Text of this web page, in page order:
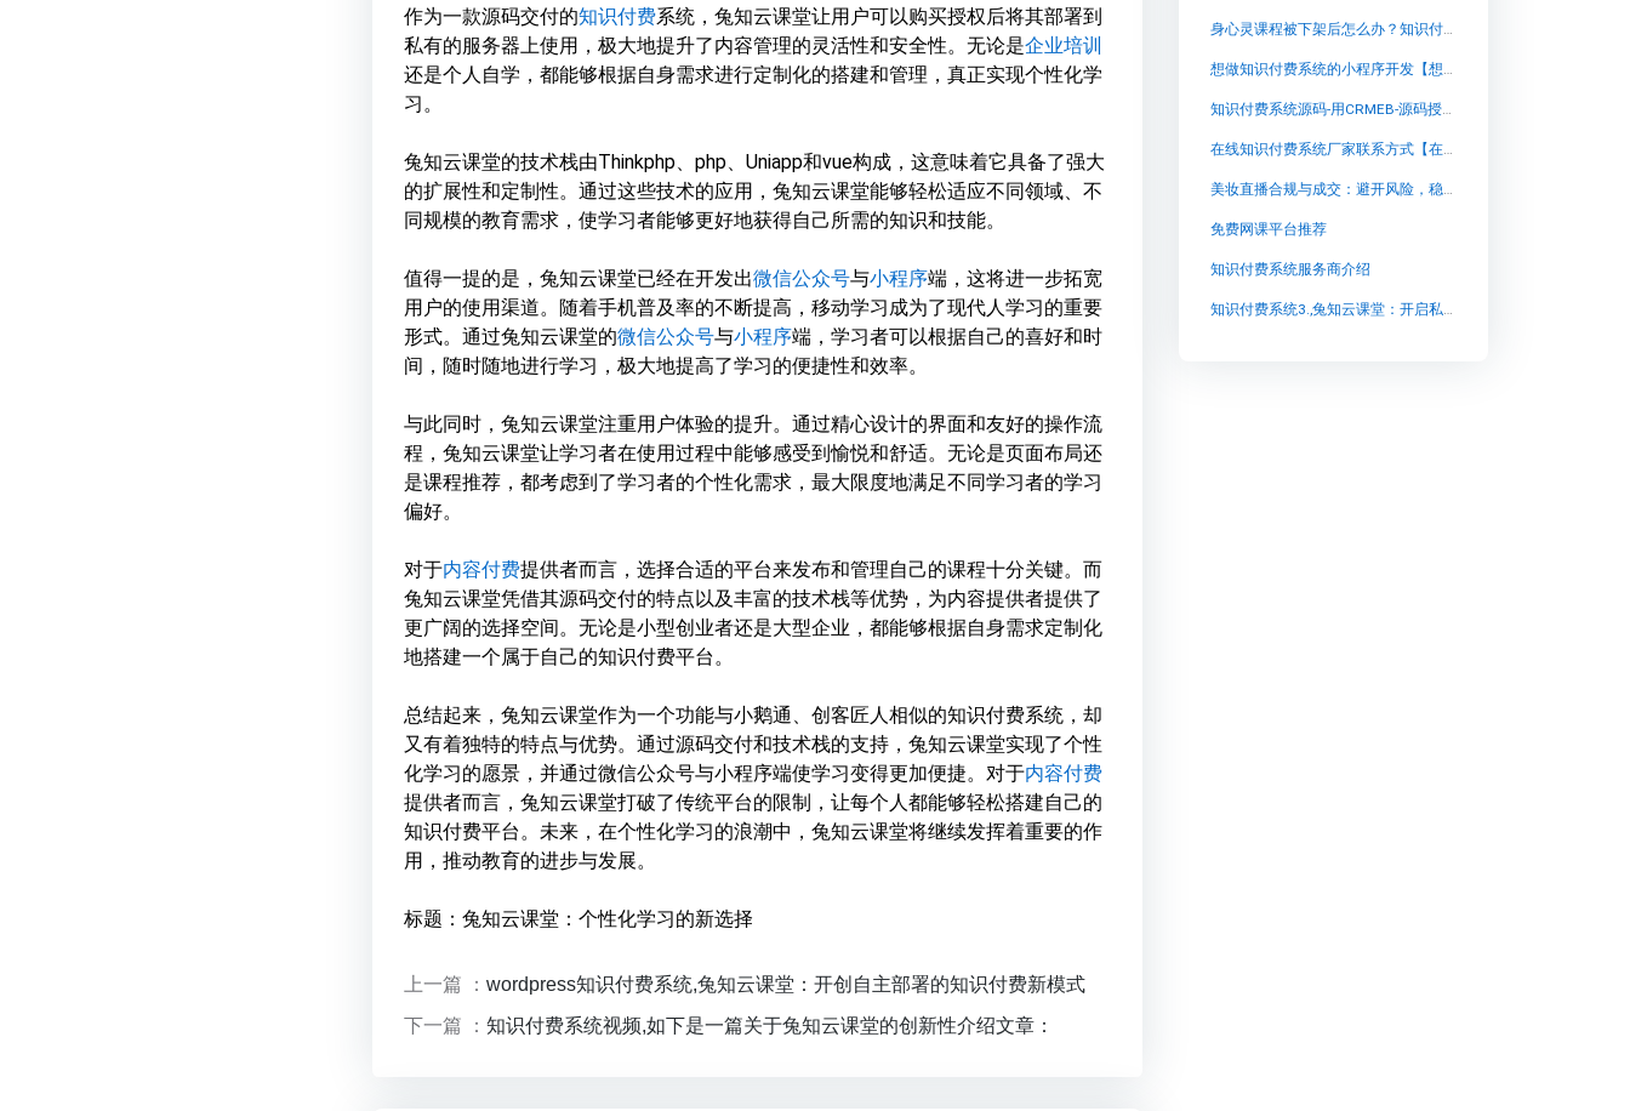
作为一款源码交付的知识付费系统，兔知云课堂让用户可以购买授权后将其部署到
私有的服务器上使用，极大地提升了内容管理的灵活性和安全性。无论是企业培训
还是个人自学，都能够根据自身需求进行定制化的搭建和管理，真正实现个性化学
习。
兔知云课堂的技术栈由Thinkphp、php、Uniapp和vue构成，这意味着它具备了强大
的扩展性和定制性。通过这些技术的应用，兔知云课堂能够轻松适应不同领域、不
同规模的教育需求，使学习者能够更好地获得自己所需的知识和技能。
值得一提的是，兔知云课堂已经在开发出微信公众号与小程序端，这将进一步拓宽
用户的使用渠道。随着手机普及率的不断提高，移动学习成为了现代人学习的重要
形式。通过兔知云课堂的微信公众号与小程序端，学习者可以根据自己的喜好和时
间，随时随地进行学习，极大地提高了学习的便捷性和效率。
与此同时，兔知云课堂注重用户体验的提升。通过精心设计的界面和友好的操作流
程，兔知云课堂让学习者在使用过程中能够感受到愉悦和舒适。无论是页面布局还
是课程推荐，都考虑到了学习者的个性化需求，最大限度地满足不同学习者的学习
偏好。
对于内容付费提供者而言，选择合适的平台来发布和管理自己的课程十分关键。而
兔知云课堂凭借其源码交付的特点以及丰富的技术栈等优势，为内容提供者提供了
更广阔的选择空间。无论是小型创业者还是大型企业，都能够根据自身需求定制化
地搭建一个属于自己的知识付费平台。
总结起来，兔知云课堂作为一个功能与小鹅通、创客匠人相似的知识付费系统，却
又有着独特的特点与优势。通过源码交付和技术栈的支持，兔知云课堂实现了个性
化学习的愿景，并通过微信公众号与小程序端使学习变得更加便捷。对于内容付费
提供者而言，兔知云课堂打破了传统平台的限制，让每个人都能够轻松搭建自己的
知识付费平台。未来，在个性化学习的浪潮中，兔知云课堂将继续发挥着重要的作
用，推动教育的进步与发展。
标题：兔知云课堂：个性化学习的新选择
上一篇 ： wordpress知识付费系统,兔知云课堂：开创自主部署的知识付费新模式
下一篇 ： 知识付费系统视频,如下是一篇关于兔知云课堂的创新性介绍文章：
身心灵课程被下架后怎么办？知识付费团队如何实现稳定交付
想做知识付费系统的小程序开发【想做知识付费系统的小程序开发知识付费系统系统怎么制作，知识付费系统搭建使用教程】
知识付费系统源码-用CRMEB-源码授权-开源下载【知识付费系统源码-用CRMEB-源码授权-开源下载知识付费系统系统怎么制作，知识付费系统搭建使用教程】
在线知识付费系统厂家联系方式【在线知识付费系统厂家联系方式知识付费系统系统怎么制作，知识付费系统搭建使用教程】
美妆直播合规与成交：避开风险，稳定增长的实战思考
免费网课平台推荐
知识付费系统服务商介绍
知识付费系统3.,兔知云课堂：开启私有云教育新时代